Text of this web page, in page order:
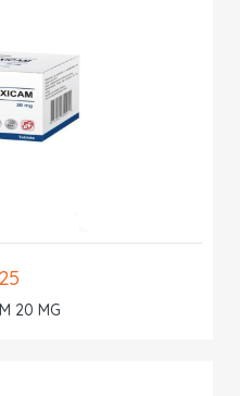
20 MG